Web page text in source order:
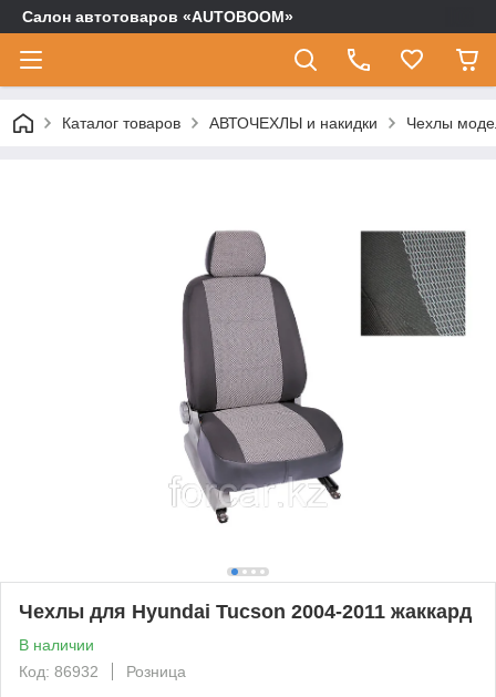
Салон автотоваров «AUTOBOOM»
Каталог товаров АВТОЧЕХЛЫ и накидки Чехлы
Чехлы для Hyundai Tucson 2004-2011 жаккард
В наличии
Код: 86932
Розница